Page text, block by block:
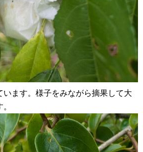
います。様子をみながら摘果して大